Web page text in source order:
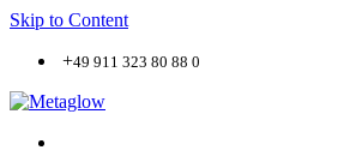
Skip to Content
+49 911 323 80 88 0